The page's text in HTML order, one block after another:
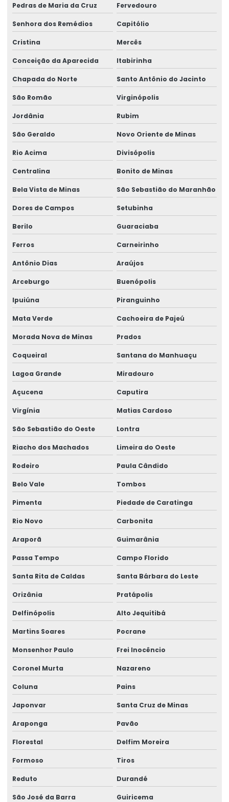
Pedras de Maria da Cruz Fervedouro
Senhora dos Remédios Capitólio
Cristina Mercês
Conceição da Aparecida Itabirinha
Chapada do Norte Santo Antônio do Jacinto
São Romão Virginópolis
Jordânia Rubim
São Geraldo Novo Oriente de Minas
Rio Acima Divisópolis
Centralina Bonito de Minas
Bela Vista de Minas São Sebastião do Maranhão
Dores de Campos Setubinha
Berilo Guaraciaba
Ferros Carneirinho
Antônio Dias Araújos
Arceburgo Buenópolis
Ipuiúna Piranguinho
Mata Verde Cachoeira de Pajeú
Morada Nova de Minas Prados
Coqueiral Santana do Manhuaçu
Lagoa Grande Miradouro
Açucena Caputira
Virgínia Matias Cardoso
São Sebastião do Oeste Lontra
Riacho dos Machados Limeira do Oeste
Rodeiro Paula Cândido
Belo Vale Tombos
Pimenta Piedade de Caratinga
Rio Novo Carbonita
Araporã Guimarânia
Passa Tempo Campo Florido
Santa Rita de Caldas Santa Bárbara do Leste
Orizânia Pratápolis
Delfinópolis Alto Jequitibá
Martins Soares Pocrane
Monsenhor Paulo Frei Inocêncio
Coronel Murta Nazareno
Coluna Pains
Japonvar Santa Cruz de Minas
Araponga Pavão
Florestal Delfim Moreira
Formoso Tiros
Reduto Durandé
São José da Barra Guiricema